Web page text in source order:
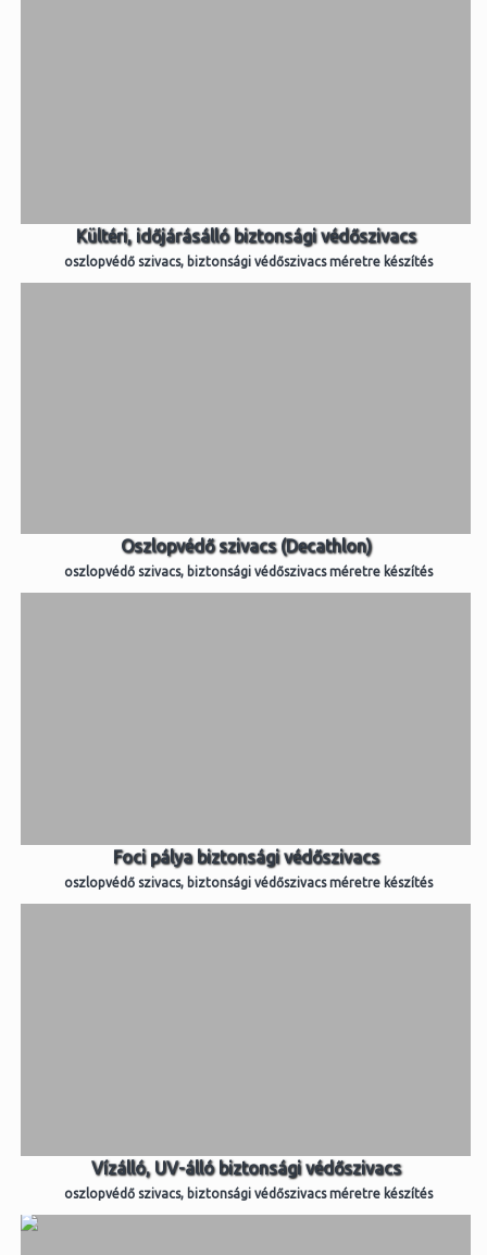
Kültéri, időjárásálló biztonsági védőszivacs
oszlopvédő szivacs, biztonsági védőszivacs méretre készítés
Oszlopvédő szivacs (Decathlon)
oszlopvédő szivacs, biztonsági védőszivacs méretre készítés
Foci pálya biztonsági védőszivacs
oszlopvédő szivacs, biztonsági védőszivacs méretre készítés
Vízálló, UV-álló biztonsági védőszivacs
oszlopvédő szivacs, biztonsági védőszivacs méretre készítés